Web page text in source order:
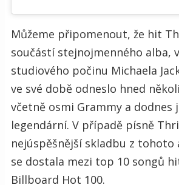
Můžeme připomenout, že hit
součástí stejnojmenného alba,
studiového počinu Michaela
ve své době odneslo hned
včetně osmi Grammy a dodnes
legendární. V případě písně
nejúspěšnější skladbu z tohoto
se dostala mezi top 10 songů
Billboard Hot 100.